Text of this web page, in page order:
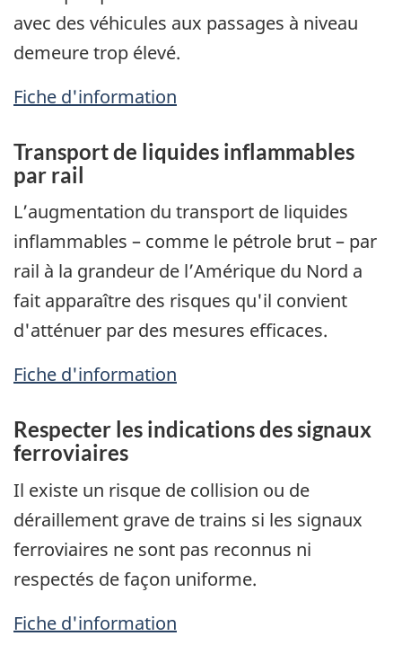
avec des véhicules aux passages à niveau
demeure trop élevé.
Fiche d'information
Transport de liquides inflammables
par rail
L’augmentation du transport de liquides
inflammables – comme le pétrole brut – par
rail à la grandeur de l’Amérique du Nord a
fait apparaître des risques qu'il convient
d'atténuer par des mesures efficaces.
Fiche d'information
Respecter les indications des signaux
ferroviaires
Il existe un risque de collision ou de
déraillement grave de trains si les signaux
ferroviaires ne sont pas reconnus ni
respectés de façon uniforme.
Fiche d'information